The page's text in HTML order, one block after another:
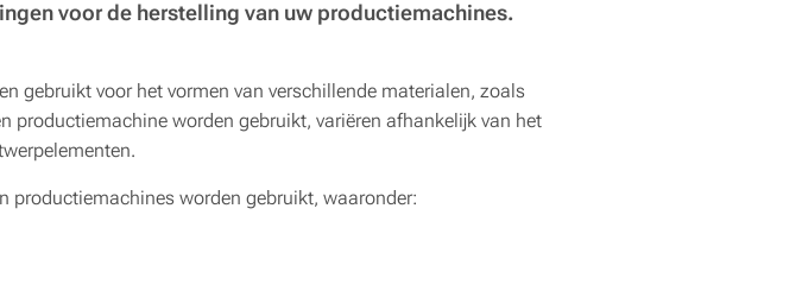
voor de herstelling van uw productiemachines.
gebruikt voor het vormen van verschillende materialen, zoals
productiemachine worden gebruikt, variëren afhankelijk van het
productiemachines worden gebruikt, waaronder: